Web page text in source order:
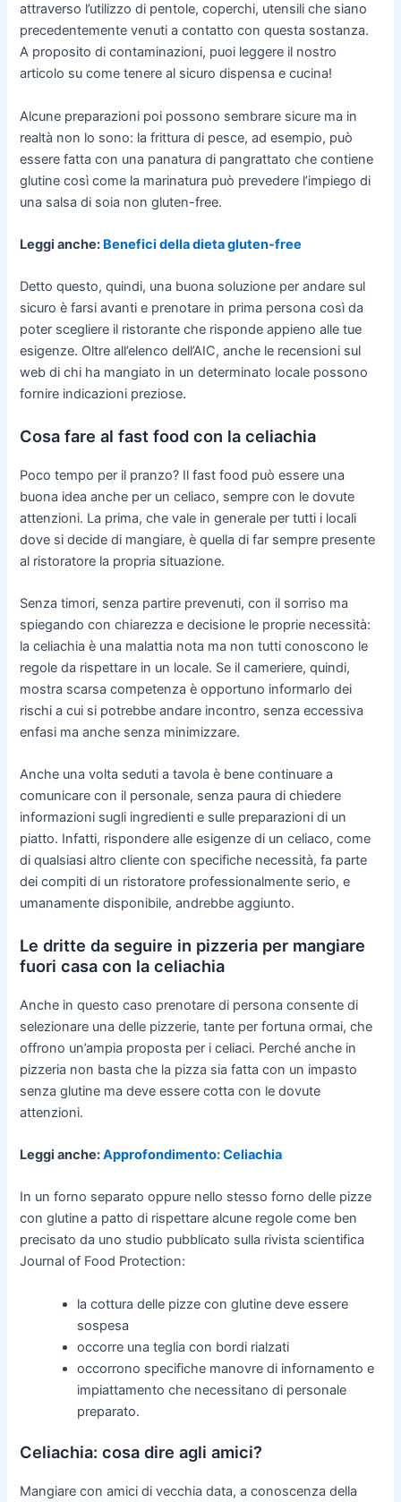
attraverso l’utilizzo di pentole, coperchi, utensili che siano
precedentemente venuti a contatto con questa sostanza.
A proposito di contaminazioni, puoi leggere il nostro
articolo su come tenere al sicuro dispensa e cucina!
Alcune preparazioni poi possono sembrare sicure ma in
realtà non lo sono: la frittura di pesce, ad esempio, può
essere fatta con una panatura di pangrattato che contiene
glutine così come la marinatura può prevedere l’impiego di
una salsa di soia non gluten-free.
Leggi anche: Benefici della dieta gluten-free
Detto questo, quindi, una buona soluzione per andare sul
sicuro è farsi avanti e prenotare in prima persona così da
poter scegliere il ristorante che risponde appieno alle tue
esigenze. Oltre all’elenco dell’AIC, anche le recensioni sul
web di chi ha mangiato in un determinato locale possono
fornire indicazioni preziose.
Cosa fare al fast food con la celiachia
Poco tempo per il pranzo? Il fast food può essere una
buona idea anche per un celiaco, sempre con le dovute
attenzioni. La prima, che vale in generale per tutti i locali
dove si decide di mangiare, è quella di far sempre presente
al ristoratore la propria situazione.
Senza timori, senza partire prevenuti, con il sorriso ma
spiegando con chiarezza e decisione le proprie necessità:
la celiachia è una malattia nota ma non tutti conoscono le
regole da rispettare in un locale. Se il cameriere, quindi,
mostra scarsa competenza è opportuno informarlo dei
rischi a cui si potrebbe andare incontro, senza eccessiva
enfasi ma anche senza minimizzare.
Anche una volta seduti a tavola è bene continuare a
comunicare con il personale, senza paura di chiedere
informazioni sugli ingredienti e sulle preparazioni di un
piatto. Infatti, rispondere alle esigenze di un celiaco, come
di qualsiasi altro cliente con specifiche necessità, fa parte
dei compiti di un ristoratore professionalmente serio, e
umanamente disponibile, andrebbe aggiunto.
Le dritte da seguire in pizzeria per mangiare
fuori casa con la celiachia
Anche in questo caso prenotare di persona consente di
selezionare una delle pizzerie, tante per fortuna ormai, che
offrono un’ampia proposta per i celiaci. Perché anche in
pizzeria non basta che la pizza sia fatta con un impasto
senza glutine ma deve essere cotta con le dovute
attenzioni.
Leggi anche:Approfondimento: Celiachia
In un forno separato oppure nello stesso forno delle pizze
con glutine a patto di rispettare alcune regole come ben
precisato da uno studio pubblicato sulla rivista scientifica
Journal of Food Protection:
la cottura delle pizze con glutine deve essere
sospesa
occorre una teglia con bordi rialzati
occorrono specifiche manovre di infornamento e
impiattamento che necessitano di personale
preparato.
Celiachia: cosa dire agli amici?
Mangiare con amici di vecchia data, a conoscenza della